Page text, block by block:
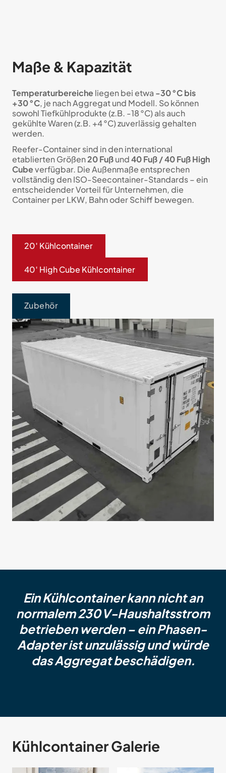
Maße & Kapazität
Temperaturbereicheliegen bei etwa -30 °C bis
+30 °C, je nach Aggregat und Modell. So können
sowohl Tiefkühlprodukte (z.B. -18 °C) als auch
gekühlte Waren (z.B. +4 °C) zuverlässig gehalten
werden.
Reefer-Container sind in den international
etablierten Größen20 Fußund40 Fuß / 40 Fuß High
Cubeverfügbar. Die Außenmaße entsprechen
vollständig den ISO-Seecontainer-Standards – ein
entscheidender Vorteil für Unternehmen, die
Container per LKW, Bahn oder Schiff bewegen.
20′ Kühlcontainer
40′ High Cube Kühlcontainer
Zubehör
Ein Kühlcontainer kann nicht an
normalem 230 V-Haushaltsstrom
betrieben werden – ein Phasen-
Adapter ist unzulässig und würde
das Aggregat beschädigen.
Kühlcontainer Galerie